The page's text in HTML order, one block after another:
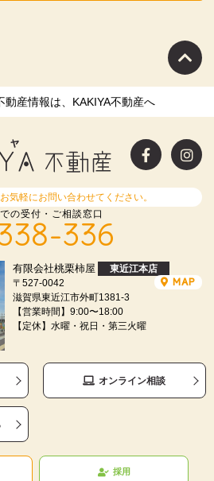
動産情報は、KAKIYA不動産へ
気軽にお問い合わせてください。
の受付・ご相談窓口
336
有限会社桃栗柿屋
東近江本店
〒527-0042
滋賀県東近江市外町1381-3
【営業時間】9:00〜18:00
【定休】水曜・祝日・第三火曜
MAP
オンライン相談
採用